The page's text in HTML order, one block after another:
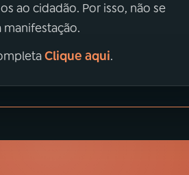
ao cidadão. Por isso, não se
Clique aqui.